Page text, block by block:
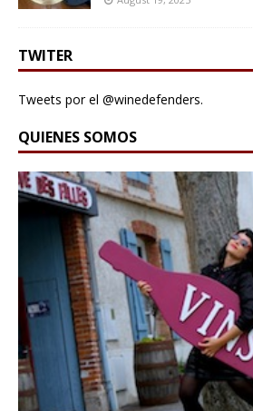
TWITER
Tweets por el @winedefenders.
QUIENES SOMOS